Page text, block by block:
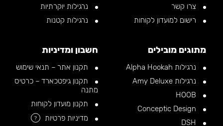
צרו קשר
רישום למועדון לקוחות
נרגילות יוקרתיות
נרגילות קטנות
מתוגים מובילים
נרגילות Alpha Hookah
נרגילות Amy Deluxe
חשבון ומדיניות
תקנון אתר – תנאי שימוש
תקנון גיפטכארד – כרטיס
מתנה
תקנון מועדון לקוחות
מדיניות פרטיות
?